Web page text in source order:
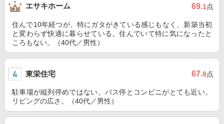
エサキホーム 69.1点
住んで10年経つが、特にガタがきている感じもなく、新築当初
と変わらず快適に暮らせている。住んでいて特に気になったと
ころもない。（40代／男性）
東栄住宅 67.8点
駐車場が縦列停めではない。バス停とコンビニがとても近い。
リビングの広さ。（40代／男性）